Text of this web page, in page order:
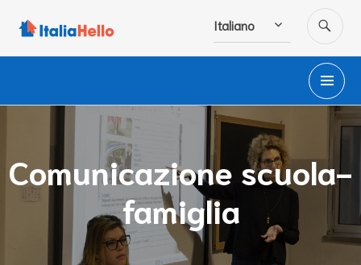
Italiano
Comunicazione scuola-
famiglia